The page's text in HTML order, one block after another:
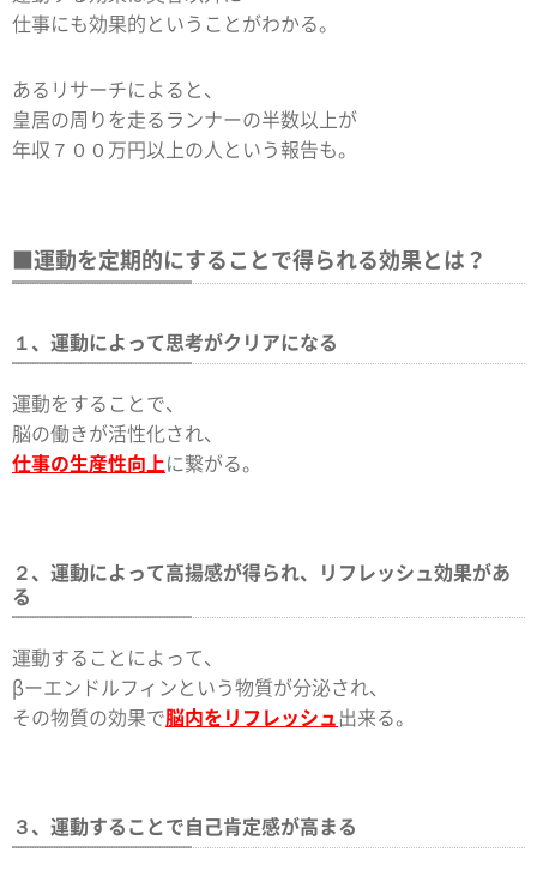
仕事にも効果的ということがわかる。
あるリサーチによると、
皇居の周りを走るランナーの半数以上が
年収７００万円以上の人という報告も。
■運動を定期的にすることで得られる効果とは？
１、運動によって思考がクリアになる
運動をすることで、
脳の働きが活性化され、
仕事の生産性向上に繋がる。
２、運動によって高揚感が得られ、リフレッシュ効果があ
る
運動することによって、
βーエンドルフィンという物質が分泌され、
その物質の効果で脳内をリフレッシュ出来る。
３、運動することで自己肯定感が高まる